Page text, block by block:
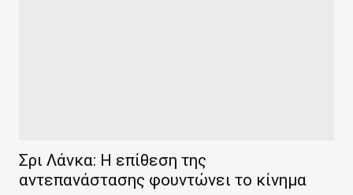
Σρι Λάνκα: Η επίθεση της
αντεπανάστασης φουντώνει το κίνημα